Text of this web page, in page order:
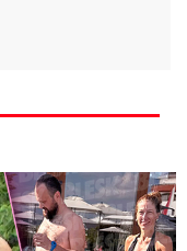
tady královna?